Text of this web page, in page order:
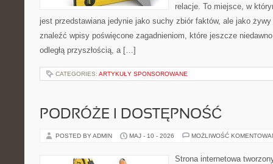
relacje. To miejsce, w
jest przedstawiana jedynie jako suchy zbiór faktów, ale jako
znaleźć wpisy poświęcone zagadnieniom, które jeszcze niedawno
odległą przyszłością, a […]
CATEGORIES: ARTYKUŁY SPONSOROWANE
PODRÓŻE I DOSTĘPNOŚĆ
POSTED BY ADMIN MAJ - 10 - 2026 MOŻLIWOŚĆ
Strona internetowa